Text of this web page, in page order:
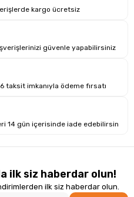
rahatsızlıklar, romatizmal
hızla azaltır ve
kargo ücretsiz
güvenle yapabilirsiniz
taksit imkanıyla ödeme fırsatı
14 gün içerisinde iade edebilirsin
ilk siz haberdar olun!
ilk siz haberdar olun.